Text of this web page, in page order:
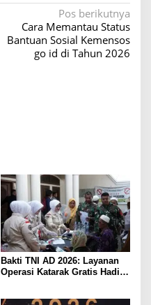
Pos berikutnya
Cara Memantau Status
Bantuan Sosial Kemensos
go id di Tahun 2026
Bakti TNI AD 2026: Layanan
Operasi Katarak Gratis Hadir